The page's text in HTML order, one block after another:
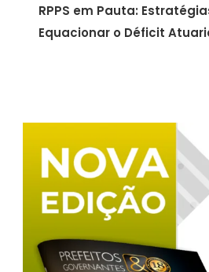
RPPS em Pauta:
Equacionar o Déficit